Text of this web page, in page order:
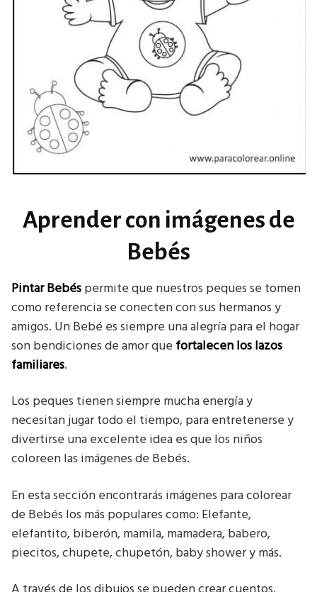
Aprender con imágenes de
Bebés
Pintar Bebéspermite que nuestros peques se tomen
como referencia se conecten con sus hermanos y
amigos. Un Bebé es siempre una alegría para el hogar
son bendiciones de amor que fortalecen los lazos
familiares.
Los peques tienen siempre mucha energía y
necesitan jugar todo el tiempo, para entretenerse y
divertirse una excelente idea es que los niños
coloreen las imágenes de Bebés.
En esta sección encontrarás imágenes para colorear
de Bebés los más populares como: Elefante,
elefantito, biberón, mamila, mamadera, babero,
piecitos, chupete, chupetón, baby shower y más.